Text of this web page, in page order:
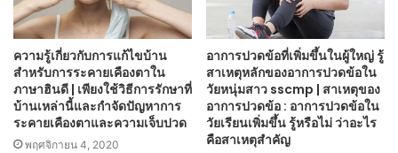
ความรู้เกี่ยวกับการแก้ไขบ้าน
สำหรับการระคายเคืองตาใน
ภาษาฮินดี | เพียงใช้วิธีการรักษาที่
บ้านเหล่านี้และกำจัดปัญหาการ
ระคายเคืองตาและความเจ็บปวด
พฤศจิกายน 4, 2020
อาการปวดข้อที่เพิ่มขึ้นในผู้ใหญ่ รู้
สาเหตุหลักของอาการปวดข้อใน
วัยหนุ่มสาว sscmp | สาเหตุของ
อาการปวดข้อ : อาการปวดข้อใน
วัยเรียนเพิ่มขึ้น รู้หรือไม่ ว่าอะไร
คือสาเหตุสำคัญ